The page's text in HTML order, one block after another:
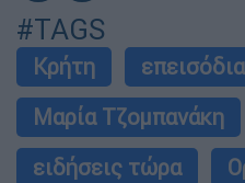
#TAGS
Κρήτη
επεισόδια
Μαρία Τζομπανάκη
ειδήσεις τώρα